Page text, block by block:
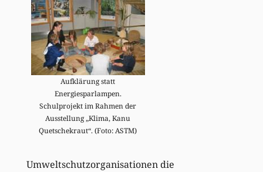
Aufklärung statt
Energiesparlampen.
Schulprojekt im Rahmen der
Ausstellung „Klima, Kanu
Quetschekraut“. (Foto: ASTM)
Umweltschutzorganisationen die